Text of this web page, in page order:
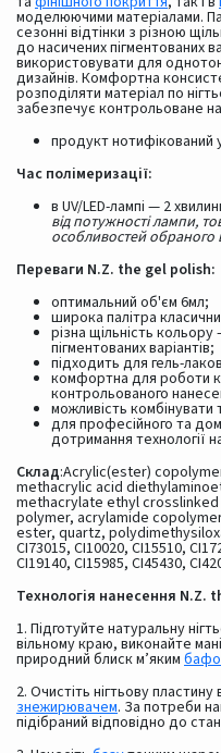
моделюючими матеріалами.
сезонні відтінки з різною
до насичених пігментованих
використовувати для
дизайнів. Комфортна
розподіляти матеріал по
забезпечує контрольоване
продукт нотифікований
Час полімеризації:
в UV/LED-лампі — 2
від потужності лампи,
особливостей обраного
Переваги N.Z. the gel polish:
оптимальний об'єм 6мл;
широка палітра
різна щільність
пігментованих варіантів;
підходить для гель-
комфортна для роботи
контрольованого
можливість комбінувати
для професійного та
дотримання технології
Склад:Acrylic(ester)
methacrylic acid
methacrylate ethyl
polymer, acrylamide
ester, quartz,
CI73015, CI10020, CI15510,
CI19140, CI15985, CI45430,
Технологія нанесення N.Z.
1. Підготуйте натуральну
вільному краю, виконайте
природний блиск м’яким
2. Очистіть нігтьову пластину
знежирювачем. За потреби
підібраний відповідно до